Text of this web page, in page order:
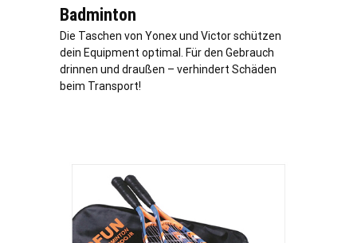
Badminton
Die Taschen von Yonex und Victor schützen
dein Equipment optimal. Für den Gebrauch
drinnen und draußen – verhindert Schäden
beim Transport!